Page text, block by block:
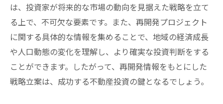
は、投資家が将来的な市場の動向を見据えた戦略を立て
る上で、不可欠な要素です。また、再開発プロジェクト
に関する具体的な情報を集めることで、地域の経済成長
や人口動態の変化を理解し、より確実な投資判断をする
ことができます。したがって、再開発情報をもとにした
戦略立案は、成功する不動産投資の鍵となるでしょう。